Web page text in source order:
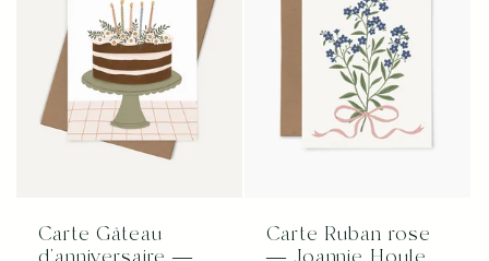
Carte Gâteau
Carte Ruban rose